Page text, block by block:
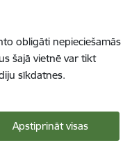
obligāti nepieciešamās
šajā vietnē var tikt
sīkdatnes.
Apstiprināt visas